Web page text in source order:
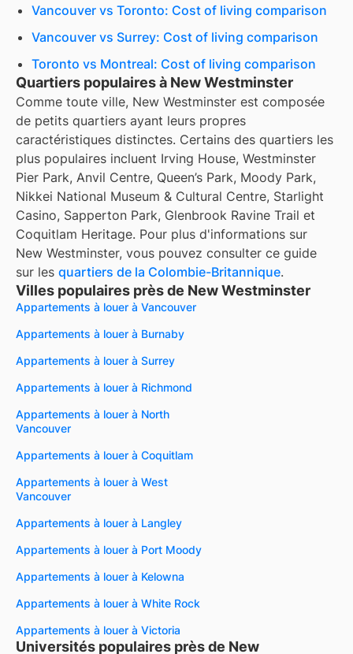
Vancouver vs Toronto: Cost of living comparison
Vancouver vs Surrey: Cost of living comparison
Toronto vs Montreal: Cost of living comparison
Quartiers populaires à New Westminster
Comme toute ville, New Westminster est composée
de petits quartiers ayant leurs propres
caractéristiques distinctes. Certains des quartiers les
plus populaires incluent Irving House, Westminster
Pier Park, Anvil Centre, Queen’s Park, Moody Park,
Nikkei National Museum & Cultural Centre, Starlight
Casino, Sapperton Park, Glenbrook Ravine Trail et
Coquitlam Heritage. Pour plus d'informations sur
New Westminster, vous pouvez consulter ce guide
sur les quartiers de la Colombie-Britannique.
Villes populaires près de New Westminster
Appartements à louer à Vancouver
Appartements à louer à Burnaby
Appartements à louer à Surrey
Appartements à louer à Richmond
Appartements à louer à North
Vancouver
Appartements à louer à Coquitlam
Appartements à louer à West
Vancouver
Appartements à louer à Langley
Appartements à louer à Port Moody
Appartements à louer à Kelowna
Appartements à louer à White Rock
Appartements à louer à Victoria
Universités populaires près de New